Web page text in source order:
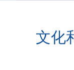
文化